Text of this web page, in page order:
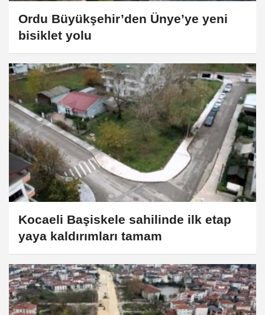
Ordu Büyükşehir’den Ünye’ye yeni
bisiklet yolu
Kocaeli Başiskele sahilinde ilk etap
yaya kaldırımları tamam